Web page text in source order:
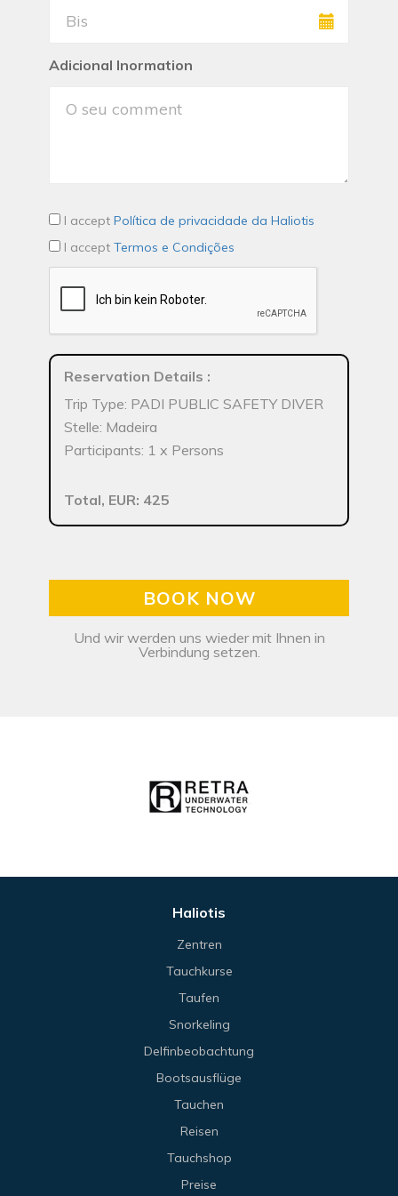
Adicional Inormation
I accept Política de privacidade da Haliotis
I accept Termos e Condições
Reservation Details :
Trip Type: PADI PUBLIC SAFETY DIVER
Stelle: Madeira
Participants: 1 x Persons
Total, EUR: 425
BOOK NOW
Und wir werden uns wieder mit Ihnen in
Verbindung setzen.
Haliotis
Zentren
Tauchkurse
Taufen
Snorkeling
Delfinbeobachtung
Bootsausflüge
Tauchen
Reisen
Tauchshop
Preise